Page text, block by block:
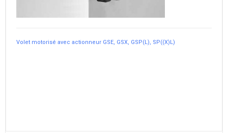
Volet motorisé avec actionneur GSE, GSX, GSP(L), SP((X)L)